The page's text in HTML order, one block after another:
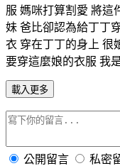
服 媽咪打算割愛 將這
妹 爸比卻認為給丁丁
衣 穿在丁丁的身上 很
要穿這麼娘的衣服 我
載入更多
公開留言 私密